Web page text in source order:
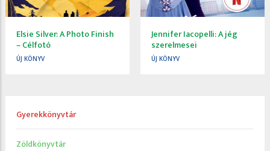
Elsie Silver: A Photo Finish
– Célfotó
ÚJ KÖNYV
Jennifer Iacopelli: A jég
szerelmesei
ÚJ KÖNYV
Gyerekkönyvtár
Zöldkönyvtár